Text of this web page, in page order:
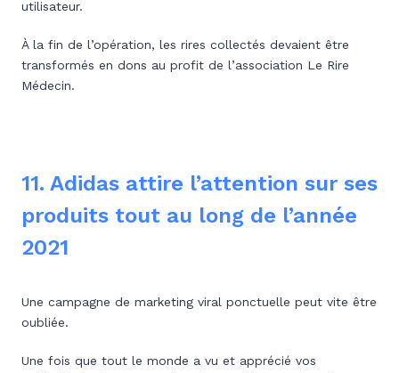
utilisateur.
À la fin de l’opération, les rires collectés devaient être
transformés en dons au profit de l’association Le Rire
Médecin.
11. Adidas attire l’attention sur ses
produits tout au long de l’année
2021
Une campagne de marketing viral ponctuelle peut vite être
oubliée.
Une fois que tout le monde a vu et apprécié vos